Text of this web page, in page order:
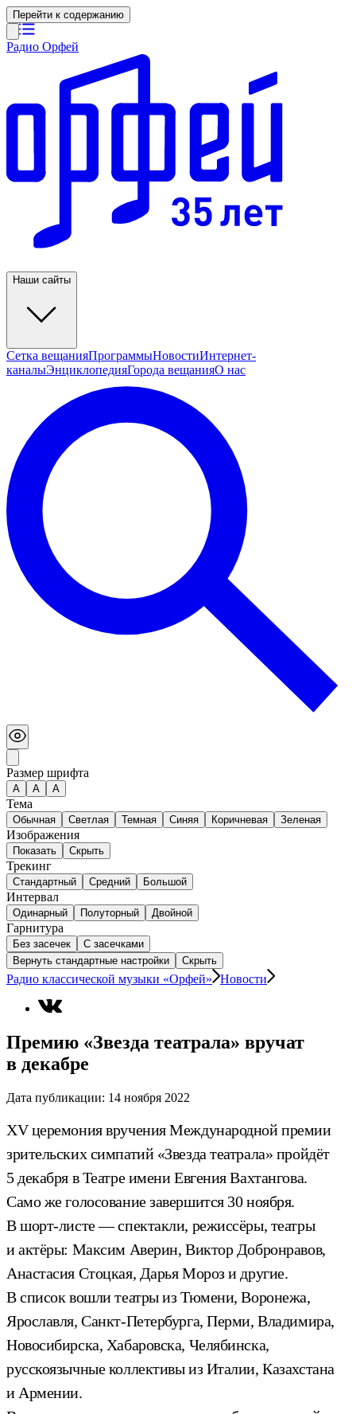
Перейти к содержанию
Радио Орфей
Наши сайты
Сетка вещанияПрограммыНовостиИнтернет-
каналыЭнциклопедияГорода вещанияО нас
Размер шрифта
А A A
Тема
Обычная Светлая Темная Синяя Коричневая Зеленая
Изображения
Показать Скрыть
Трекинг
Стандартный Средний Большой
Интервал
Одинарный Полуторный Двойной
Гарнитура
Без засечек
С засечками
Вернуть стандартные настройки
Скрыть
Радио классической музыки «Орфей» Новости
Премию «Звезда театрала» вручат
в декабре
Дата публикации: 14 ноября 2022
XV церемония вручения Международной премии
зрительских симпатий «Звезда театрала» пройдёт
5 декабря в Театре имени Евгения Вахтангова.
Само же голосование завершится 30 ноября.
В шорт-листе — спектакли, режиссёры, театры
и актёры: Максим Аверин, Виктор Добронравов,
Анастасия Стоцкая, Дарья Мороз и другие.
В список вошли театры из Тюмени, Воронежа,
Ярославля, Санкт-Петербурга, Перми, Владимира,
Новосибирска, Хабаровска, Челябинска,
русскоязычные коллективы из Италии, Казахстана
и Армении.